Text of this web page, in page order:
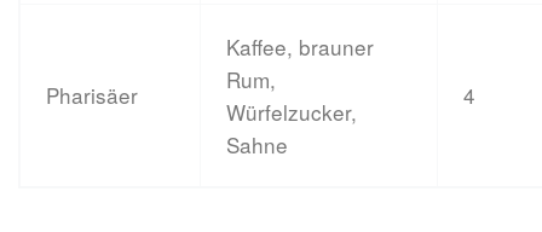
Pharisäer
Kaffee, brauner
Rum,
Würfelzucker,
Sahne
4